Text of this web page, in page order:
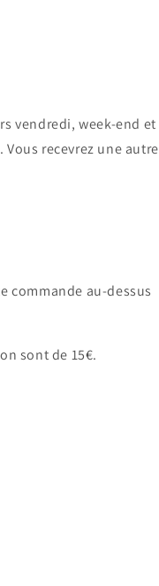
vendredi, week-end et
recevrez une autre
commande au-dessus
sont de 15€.